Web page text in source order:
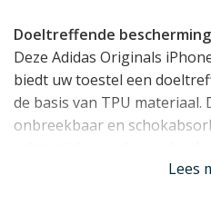
Doeltreffende bescherming
Deze Adidas Originals
biedt uw toestel een
de basis van TPU
onbreekbaar en
zorgt het voor een kleinLees